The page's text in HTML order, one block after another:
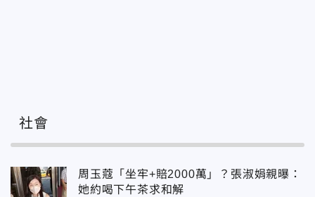
社會
周玉蔻「坐牢+賠2000萬」？張淑娟親曝：
她約喝下午茶求和解